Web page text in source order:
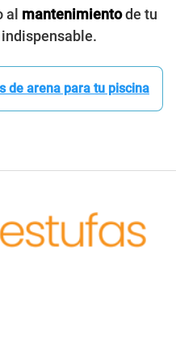
al mantenimientode tu
de arena para tu piscina